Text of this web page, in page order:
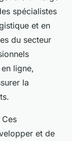
spécialistes
et en
du secteur
ligne,
la
Ces
et de